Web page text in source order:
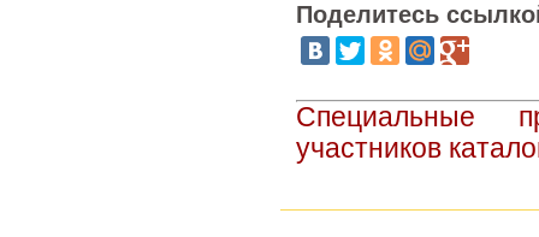
Поделитесь
Специальные
участников